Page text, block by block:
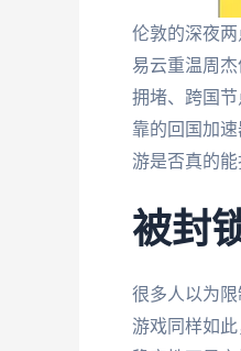
伦敦的深夜
易云重温周
拥堵、跨国
靠的回国加
游是否真的能
被封
很多人以为
游戏同样如